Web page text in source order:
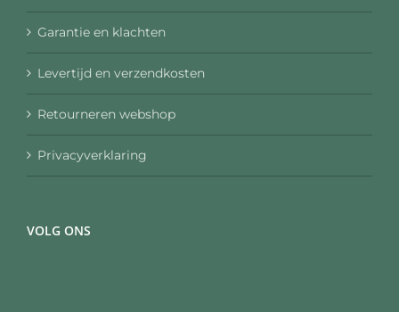
Garantie en klachten
Levertijd en verzendkosten
Retourneren webshop
Privacyverklaring
VOLG ONS